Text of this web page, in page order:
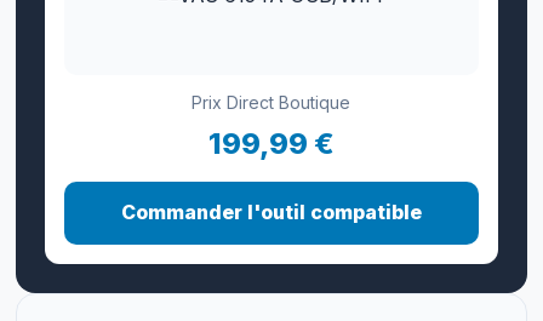
Prix Direct Boutique
199,99 €
Commander l'outil compatible